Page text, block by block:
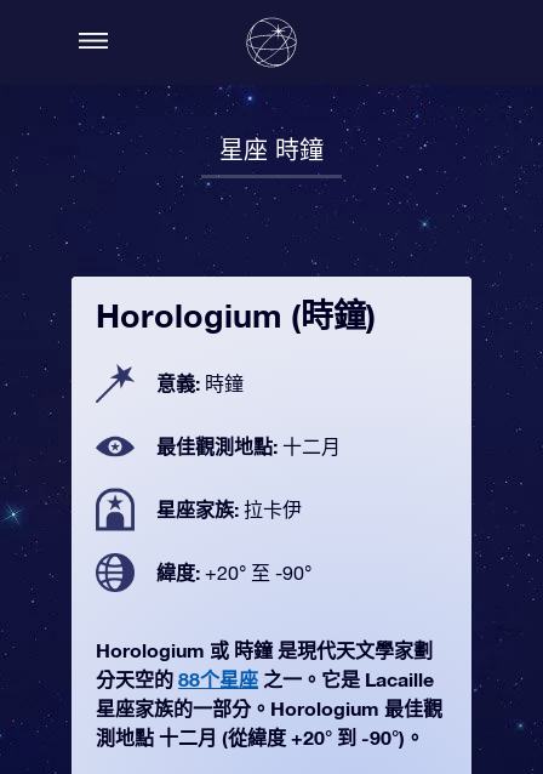
星座 時鐘
Horologium (時鐘)
意義: 時鐘
最佳觀測地點: 十二月
星座家族: 拉卡伊
緯度: +20° 至 -90°
Horologium 或 時鐘 是現代天文學家劃
分天空的 88个星座 之一。它是 Lacaille
星座家族的一部分。Horologium 最佳觀
測地點 十二月 (從緯度 +20° 到 -90°)。